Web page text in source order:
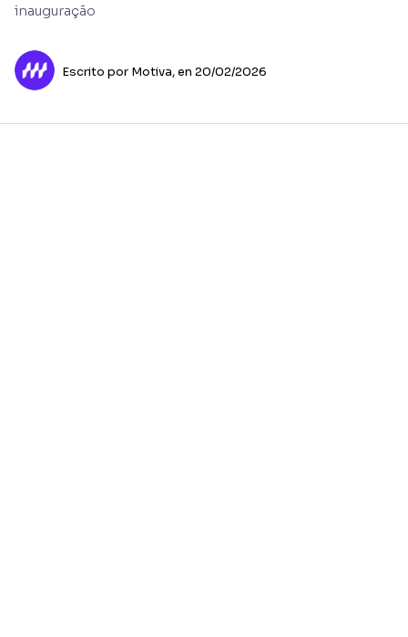
inauguração
Escrito por Motiva,en 20/02/2026